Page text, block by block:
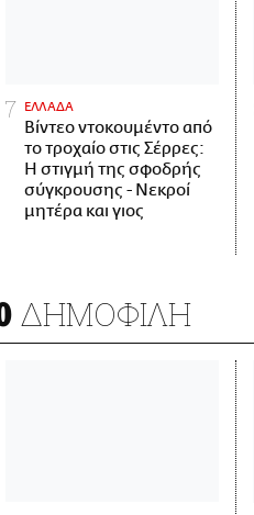
ΕΛΛΑΔΑ
Βίντεο ντοκουμέντο από
το τροχαίο στις Σέρρες:
Η στιγμή της σφοδρής
σύγκρουσης - Νεκροί
μητέρα και γιος
ΔΗΜΟΦΙΛΗ